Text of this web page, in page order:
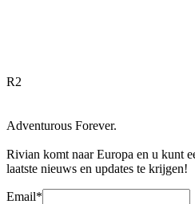
R2
Adventurous Forever.
Rivian komt naar Europa en u kunt
laatste nieuws en updates te krijgen!
Email*